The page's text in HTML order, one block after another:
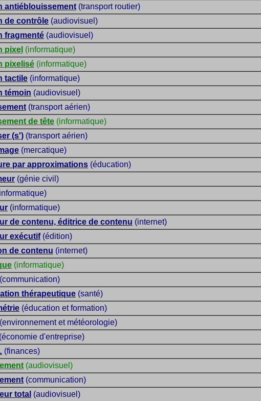
antiéblouissement (transport routier)
de contrôle (audiovisuel)
fragmenté (audiovisuel)
pixel (informatique)
pixelisé (informatique)
tactile (informatique)
témoin (audiovisuel)
(transport aérien)
de tête (informatique)
(s') (transport aérien)
(mercatique)
par approximations (éducation)
(génie civil)
(informatique)
de contenu, éditrice de contenu (internet)
exécutif(édition)
de contenu (internet)
(informatique)
(communication)
thérapeutique (santé)
(éducation et formation)
(environnement et météorologie)
(économie d'entreprise)
(finances)
(audiovisuel)
(communication)
total (audiovisuel)